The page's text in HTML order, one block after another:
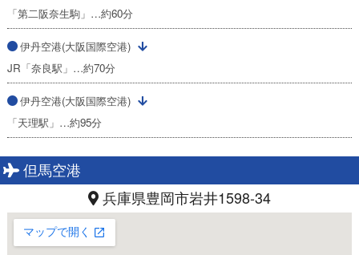
「第二阪奈生駒」…約60分
伊丹空港(大阪国際空港)
JR「奈良駅」…約70分
伊丹空港(大阪国際空港)
「天理駅」…約95分
但馬空港
兵庫県豊岡市岩井1598-34